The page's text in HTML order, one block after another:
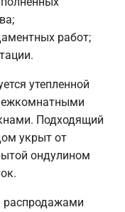
работ;
утепленной
Подходящий
укрыт от
ондулином
распродажами